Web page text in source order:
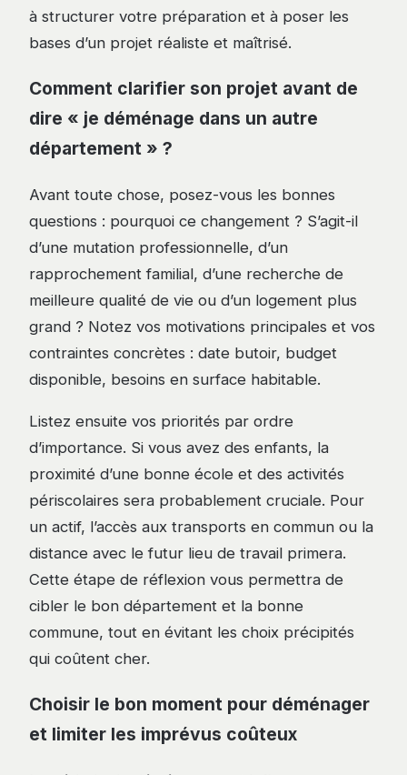
à structurer votre préparation et à poser les
bases d’un projet réaliste et maîtrisé.
Comment clarifier son projet avant de
dire « je déménage dans un autre
département » ?
Avant toute chose, posez-vous les bonnes
questions : pourquoi ce changement ? S’agit-il
d’une mutation professionnelle, d’un
rapprochement familial, d’une recherche de
meilleure qualité de vie ou d’un logement plus
grand ? Notez vos motivations principales et vos
contraintes concrètes : date butoir, budget
disponible, besoins en surface habitable.
Listez ensuite vos priorités par ordre
d’importance. Si vous avez des enfants, la
proximité d’une bonne école et des activités
périscolaires sera probablement cruciale. Pour
un actif, l’accès aux transports en commun ou la
distance avec le futur lieu de travail primera.
Cette étape de réflexion vous permettra de
cibler le bon département et la bonne
commune, tout en évitant les choix précipités
qui coûtent cher.
Choisir le bon moment pour déménager
et limiter les imprévus coûteux